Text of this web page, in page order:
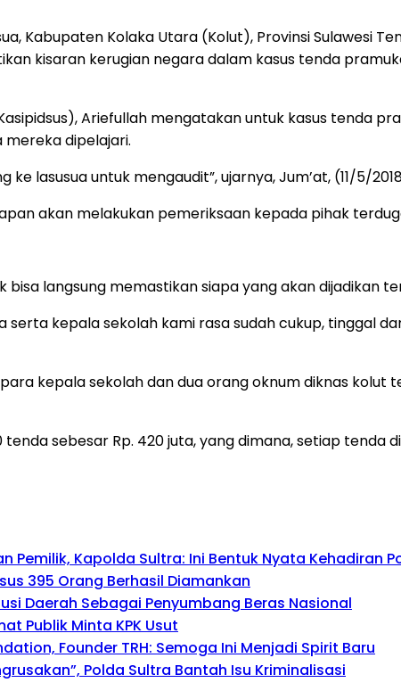
Kabupaten Kolaka Utara (Kolut), Provinsi Sulawesi
kisaran kerugian negara dalam kasus tenda
Ariefullah mengatakan untuk kasus tenda
mereka dipelajari.
lasusua untuk mengaudit”, ujarnya, Jum’at, (11/5/
akan melakukan pemeriksaan kepada pihak
bisa langsung memastikan siapa yang akan dijadikan
kepala sekolah kami rasa sudah cukup, tinggal
kepala sekolah dan dua orang oknum diknas
sebesar Rp. 420 juta, yang dimana, setiap tenda
Pemilik, Kapolda Sultra: Ini Bentuk Nyata Kehadiran
395 Orang Berhasil Diamankan
Daerah Sebagai Penyumbang Beras Nasional
Publik Minta KPK Usut
Founder TRH: Semoga Ini Menjadi Spirit Baru
Polda Sultra Bantah Isu Kriminalisasi